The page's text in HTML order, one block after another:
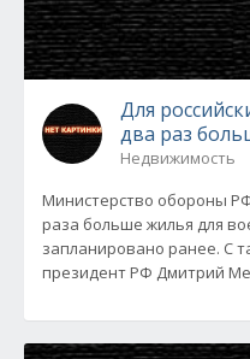
Для
два раз
Недвижимость
Министерство обороны
раза больше жилья для
запланировано ранее. С
президент РФ Дмитрий